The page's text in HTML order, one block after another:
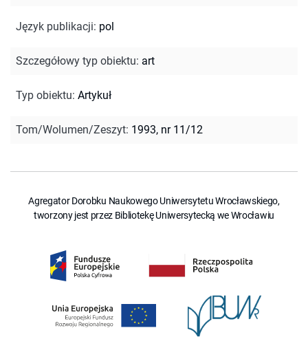
Język publikacji: pol
Szczegółowy typ obiektu: art
Typ obiektu: Artykuł
Tom/Wolumen/Zeszyt: 1993, nr 11/12
Agregator Dorobku Naukowego Uniwersytetu Wrocławskiego,
tworzony jest przez Bibliotekę Uniwersytecką we Wrocławiu